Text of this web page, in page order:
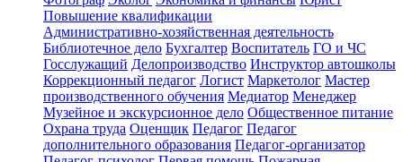
Повышение квалификации
Административно-хозяйственная деятельность
Библиотечное дело Бухгалтер Воспитатель ГО и ЧС
Госслужащий Делопроизводство Инструктор автошколы
Коррекционный педагог Логист Маркетолог Мастер
производственного обучения Медиатор Менеджер
Музейное и экскурсионное дело Общественное питание
Охрана труда Оценщик Педагог Педагог
дополнительного образования Педагог-организатор